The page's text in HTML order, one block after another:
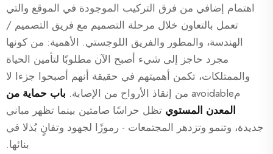
اهتمام إضافي من فرق التركيب الموجودة في الموقع والتي
تعمل بالتعاون خلال مرحلة التصميم مع فريق التصميم /
الهندسة، والمطور والفريق اللوجستي. الأهمية: من كونها
مجرد حاجز إلى شيء أصبح الآن مطلوبًا لتأمين الحياة
والممتلكات، تكمن أهميتهم في حقيقة أنهم أصبحوا جزءا لا
مavoidable من إنقاذ الأرواح من الإصابة.
باب حماية من
المعدن المستوي تظل حراسًا صامتين بينما تظهر مباني
جديدة، وتنمو وتزدهر المجتمعات - رموزًا لجهود وتفانٍ بُذلا في
بنائها.